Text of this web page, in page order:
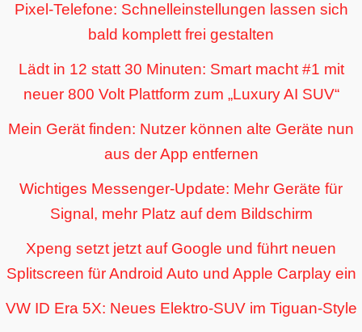
Pixel-Telefone: Schnelleinstellungen lassen sich
bald komplett frei gestalten
Lädt in 12 statt 30 Minuten: Smart macht #1 mit
neuer 800 Volt Plattform zum „Luxury AI SUV“
Mein Gerät finden: Nutzer können alte Geräte nun
aus der App entfernen
Wichtiges Messenger-Update: Mehr Geräte für
Signal, mehr Platz auf dem Bildschirm
Xpeng setzt jetzt auf Google und führt neuen
Splitscreen für Android Auto und Apple Carplay ein
VW ID Era 5X: Neues Elektro-SUV im Tiguan-Style